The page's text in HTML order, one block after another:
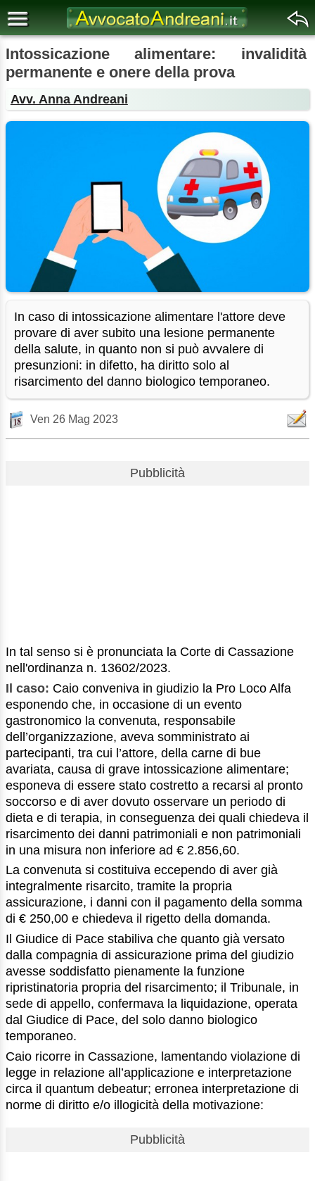
Intossicazione alimentare: invalidità
permanente e onere della prova
Avv. Anna Andreani
In caso di intossicazione alimentare l'attore deve
provare di aver subito una lesione permanente
della salute, in quanto non si può avvalere di
presunzioni: in difetto, ha diritto solo al
risarcimento del danno biologico temporaneo.
Ven 26 Mag 2023
Pubblicità
In tal senso si è pronunciata la Corte di Cassazione
nell'ordinanza n. 13602/2023.
Il caso: Caio conveniva in giudizio la Pro Loco Alfa
esponendo che, in occasione di un evento
gastronomico la convenuta, responsabile
dell’organizzazione, aveva somministrato ai
partecipanti, tra cui l’attore, della carne di bue
avariata, causa di grave intossicazione alimentare;
esponeva di essere stato costretto a recarsi al pronto
soccorso e di aver dovuto osservare un periodo di
dieta e di terapia, in conseguenza dei quali chiedeva il
risarcimento dei danni patrimoniali e non patrimoniali
in una misura non inferiore ad € 2.856,60.
La convenuta si costituiva eccependo di aver già
integralmente risarcito, tramite la propria
assicurazione, i danni con il pagamento della somma
di € 250,00 e chiedeva il rigetto della domanda.
Il Giudice di Pace stabiliva che quanto già versato
dalla compagnia di assicurazione prima del giudizio
avesse soddisfatto pienamente la funzione
ripristinatoria propria del risarcimento; il Tribunale, in
sede di appello, confermava la liquidazione, operata
dal Giudice di Pace, del solo danno biologico
temporaneo.
Caio ricorre in Cassazione, lamentando violazione di
legge in relazione all’applicazione e interpretazione
circa il quantum debeatur; erronea interpretazione di
norme di diritto e/o illogicità della motivazione:
Pubblicità